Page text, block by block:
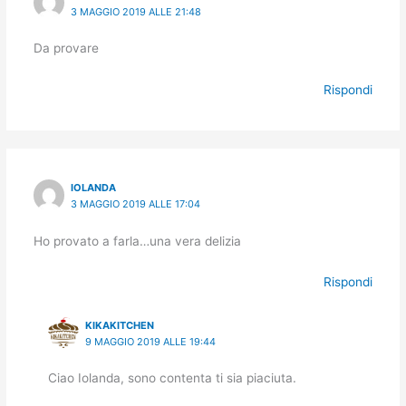
3 MAGGIO 2019 ALLE 21:48
Da provare
Rispondi
IOLANDA
3 MAGGIO 2019 ALLE 17:04
Ho provato a farla…una vera delizia
Rispondi
KIKAKITCHEN
9 MAGGIO 2019 ALLE 19:44
Ciao Iolanda, sono contenta ti sia piaciuta.